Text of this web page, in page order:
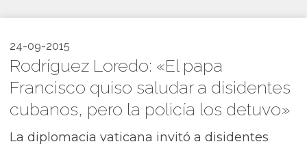
24-09-2015
Rodríguez Loredo: «El papa
Francisco quiso saludar a disidentes
cubanos, pero la policía los detuvo»
La diplomacia vaticana invitó a disidentes